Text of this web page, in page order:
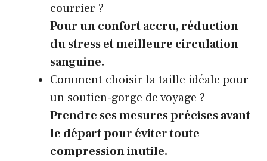
courrier ?
Pour un confort accru, réduction
du stress et meilleure circulation
sanguine.
Comment choisir la taille idéale pour
un soutien-gorge de voyage ?
Prendre ses mesures précises avant
le départ pour éviter toute
compression inutile.